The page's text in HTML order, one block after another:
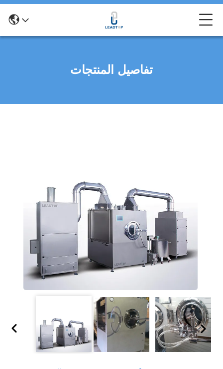
تفاصيل المنتجات